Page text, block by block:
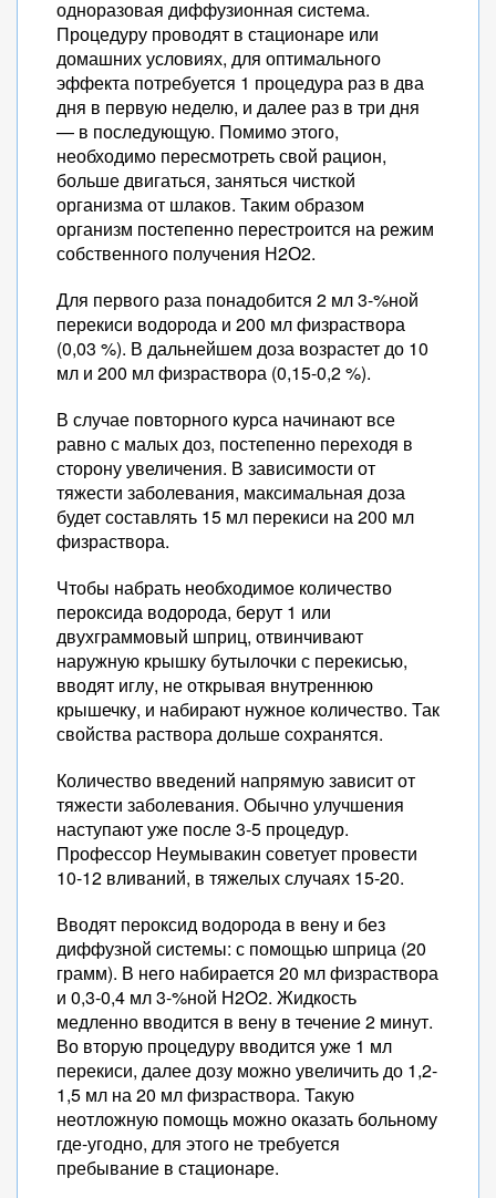
одноразовая диффузионная система.
Процедуру проводят в стационаре или
домашних условиях, для оптимального
эффекта потребуется 1 процедура раз в два
дня в первую неделю, и далее раз в три дня
— в последующую. Помимо этого,
необходимо пересмотреть свой рацион,
больше двигаться, заняться чисткой
организма от шлаков. Таким образом
организм постепенно перестроится на режим
собственного получения Н2О2.
Для первого раза понадобится 2 мл 3-%ной
перекиси водорода и 200 мл физраствора
(0,03 %). В дальнейшем доза возрастет до 10
мл и 200 мл физраствора (0,15-0,2 %).
В случае повторного курса начинают все
равно с малых доз, постепенно переходя в
сторону увеличения. В зависимости от
тяжести заболевания, максимальная доза
будет составлять 15 мл перекиси на 200 мл
физраствора.
Чтобы набрать необходимое количество
пероксида водорода, берут 1 или
двухграммовый шприц, отвинчивают
наружную крышку бутылочки с перекисью,
вводят иглу, не открывая внутреннюю
крышечку, и набирают нужное количество. Так
свойства раствора дольше сохранятся.
Количество введений напрямую зависит от
тяжести заболевания. Обычно улучшения
наступают уже после 3-5 процедур.
Профессор Неумывакин советует провести
10-12 вливаний, в тяжелых случаях 15-20.
Вводят пероксид водорода в вену и без
диффузной системы: с помощью шприца (20
грамм). В него набирается 20 мл физраствора
и 0,3-0,4 мл 3-%ной Н2О2. Жидкость
медленно вводится в вену в течение 2 минут.
Во вторую процедуру вводится уже 1 мл
перекиси, далее дозу можно увеличить до 1,2-
1,5 мл на 20 мл физраствора. Такую
неотложную помощь можно оказать больному
где-угодно, для этого не требуется
пребывание в стационаре.